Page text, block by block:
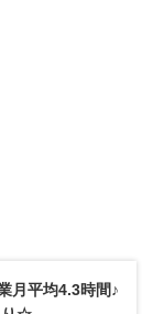
月平均4.3時間♪